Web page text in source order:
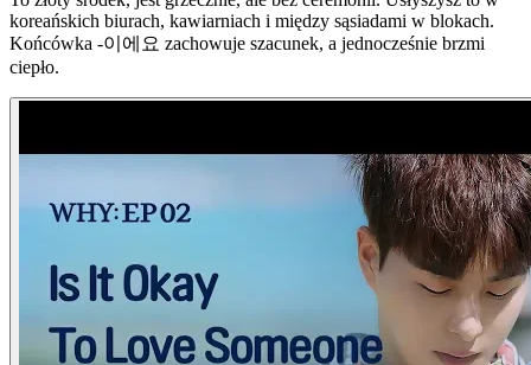
koreańskich biurach, kawiarniach i między sąsiadami w blokach.
Końcówka -이에요 zachowuje szacunek, a jednocześnie brzmi
ciepło.